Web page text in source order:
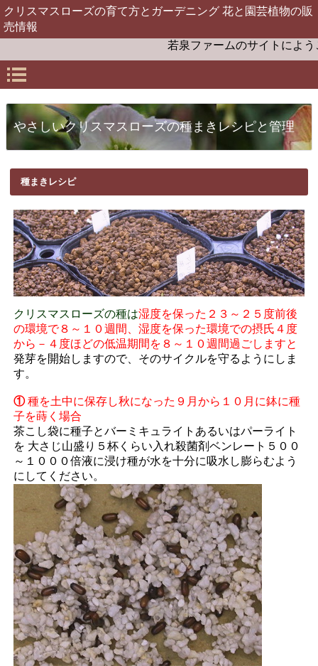
クリスマスローズの育て方とガーデニング 花と園芸植物の販
売情報
若泉ファームのサイトにようこ
やさしいクリスマスローズの種まきレシピと管理
種まきレシピ
クリスマスローズの種は湿度を保った２３～２５度前後
の環境で８～１０週間、湿度を保った環境での摂氏４度
から－４度ほどの低温期間を８～１０週間過ごしますと
発芽を開始しますので、そのサイクルを守るようにしま
す。
①種を土中に保存し秋になった９月から１０月に鉢に種
子を蒔く場合
茶こし袋に種子とバーミキュライトあるいはパーライト
を 大さじ山盛り５杯くらい入れ殺菌剤ベンレート５００
～１０００倍液に浸け種が水を十分に吸水し膨らむよう
にしてください。